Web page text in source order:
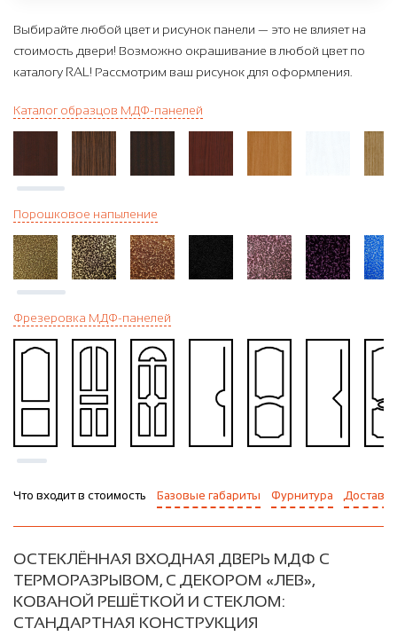
Выбирайте любой цвет и рисунок панели — это не влияет на
стоимость двери! Возможно окрашивание в любой цвет по
каталогу RAL! Рассмотрим ваш рисунок для оформления.
Каталог образцов МДФ-панелей
Порошковое напыление
Фрезеровка МДФ-панелей
Что входит в стоимость Базовые габариты Фурнитура Доставка
ОСТЕКЛЁННАЯ ВХОДНАЯ ДВЕРЬ МДФ С
ТЕРМОРАЗРЫВОМ, С ДЕКОРОМ «ЛЕВ»,
КОВАНОЙ РЕШЁТКОЙ И СТЕКЛОМ:
СТАНДАРТНАЯ КОНСТРУКЦИЯ